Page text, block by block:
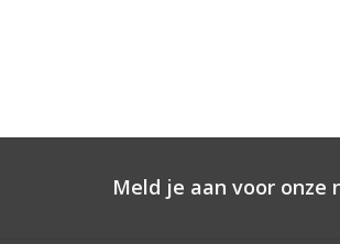
Meld je aan voor onze